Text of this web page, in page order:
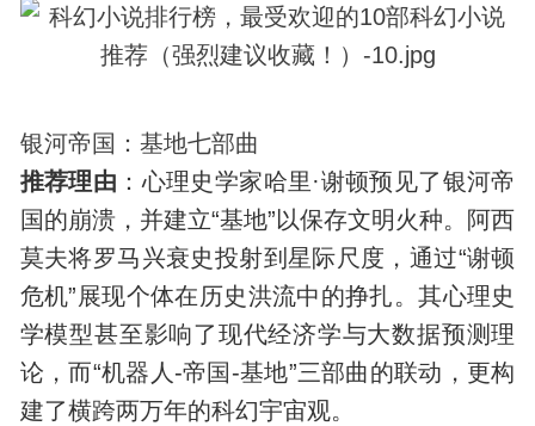
银河帝国：基地七部曲
推荐理由 ：心理史学家哈里·谢顿预见了银河帝
国的崩溃，并建立“基地”以保存文明火种。阿西
莫夫将罗马兴衰史投射到星际尺度，通过“谢顿
危机”展现个体在历史洪流中的挣扎。其心理史
学模型甚至影响了现代经济学与大数据预测理
论，而“机器人-帝国-基地”三部曲的联动，更构
建了横跨两万年的科幻宇宙观。